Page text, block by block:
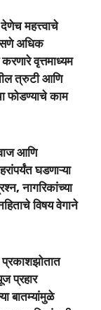
महत्त्वाचे
अधिक
वृत्तमाध्यम
त्रुटी आणि
फोडण्याचे काम
आणि
घडणाऱ्या
नागरिकांच्या
विषय वेगाने
प्रकाशझोतात
प्रहार
बातम्यांमुळे